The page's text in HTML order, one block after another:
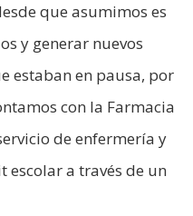
que asumimos es
y generar nuevos
estaban en pausa, por
con la Farmacia
de enfermería y
escolar a través de un